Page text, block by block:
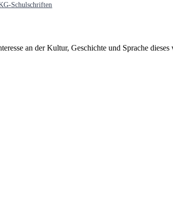
Schulschriften
an der Kultur, Geschichte und Sprache dieses